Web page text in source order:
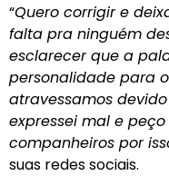
“Quero corrigir e
falta pra ninguém
esclarecer que a
personalidade para
atravessamos
expressei mal e
companheiros por
suas redes sociais.